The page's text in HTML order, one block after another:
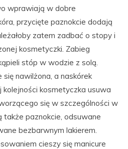
wprawiają w dobre
przycięte paznokcie dodają
zatem zadbać o stopy i
kosmetyczki. Zabieg
stóp w wodzie z solą.
nawilżona, a naskórek
kolejności kosmetyczka usuwa
się w szczególności w
także paznokcie, odsuwane
bezbarwnym lakierem.
cieszy się manicure